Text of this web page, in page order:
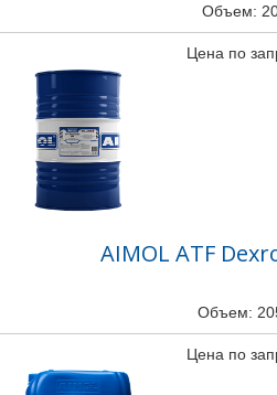
Объем:
Цена по
AIMOL ATF
Объем:
Цена по